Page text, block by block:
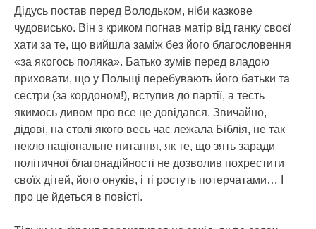
Дідусь постав перед Володьком, ніби казкове
чудовисько. Він з криком погнав матір від ганку своєї
хати за те, що вийшла заміж без його благословення
«за якогось поляка». Батько зумів перед владою
приховати, що у Польщі перебувають його батьки та
сестри (за кордоном!), вступив до партії, а тесть
якимось дивом про все це довідався. Звичайно,
дідові, на столі якого весь час лежала Біблія, не так
пекло національне питання, як те, що зять заради
політичної благонадійності не дозволив похрестити
своїх дітей, його онуків, і ті ростуть потерчатами… І
про це йдеться в повісті.